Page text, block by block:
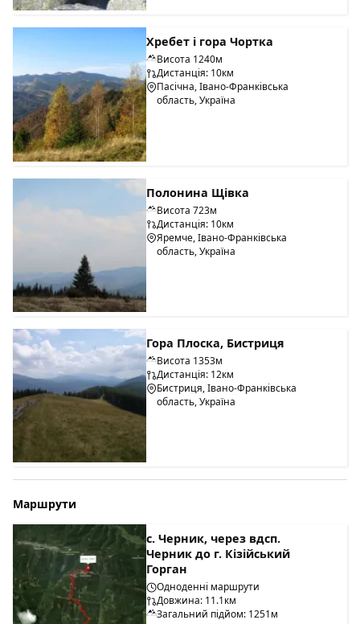
Хребет і гора Чортка
Висота 1240м
Дистанція: 10км
Пасічна, Івано-Франківська
область, Україна
Полонина Щівка
Висота 723м
Дистанція: 10км
Яремче, Івано-Франківська
область, Україна
Гора Плоска, Бистриця
Висота 1353м
Дистанція: 12км
Бистриця, Івано-Франківська
область, Україна
Маршрути
с. Черник, через вдсп.
Черник до г. Кізійський
Горган
Одноденні маршрути
Довжина: 11.1км
Загальний підйом: 1251м